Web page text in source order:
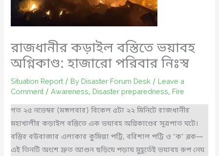
রাজধানীর কড়াইল বস্তিতে ভয়াবহ
অগ্নিকাণ্ড: হাজারো পরিবার নিঃস্ব
Situation Report/ By Disaster Forum Desk / Leave a
Comment /Awareness, Disaster preparedness, Fire
গত ২৫ নভেম্বর (মঙ্গলবার) বিকেল ৫টা ২২ মিনিটে রাজধানীর
মহাখালীর কড়াইল বস্তিতে এক ভয়াবহ অগ্নিকাণ্ডের সূত্রপাত ঘটে।
বস্তির বউবাজার এলাকার কুমিল্লা পট্টি, বরিশাল পট্টি ও ‘ক’ ব্লক—
এই তিনটি অংশে দ্রুত আগুন ছড়িয়ে পড়ায় মুহূর্তেই ভয়াবহ রূপ নেয়